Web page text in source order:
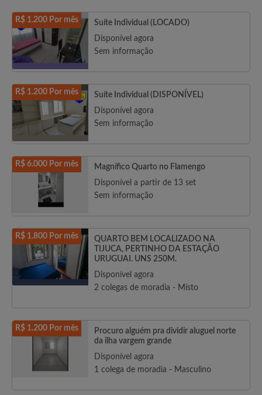
R$ 1.200 Por mês
Suíte Individual (LOCADO)
Disponível agora
Sem informação
R$ 1.200 Por mês
Suíte Individual (DISPONÍVEL)
Disponível agora
Sem informação
R$ 6.000 Por mês
Magnífico Quarto no Flamengo
Disponível a partir de 13 set
Sem informação
R$ 1.800 Por mês
QUARTO BEM LOCALIZADO NA
TIJUCA, PERTINHO DA ESTAÇÃO
URUGUAI. UNS 250M.
Disponível agora
2 colegas de moradia - Misto
R$ 1.200 Por mês
Procuro alguém pra dividir aluguel norte
da ilha vargem grande
Disponível agora
1 colega de moradia - Masculino